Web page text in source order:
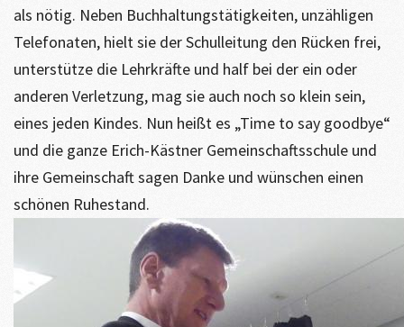
als nötig. Neben Buchhaltungstätigkeiten, unzähligen
Telefonaten, hielt sie der Schulleitung den Rücken frei,
unterstütze die Lehrkräfte und half bei der ein oder
anderen Verletzung, mag sie auch noch so klein sein,
eines jeden Kindes. Nun heißt es „Time to say goodbye“
und die ganze Erich-Kästner Gemeinschaftsschule und
ihre Gemeinschaft sagen Danke und wünschen einen
schönen Ruhestand.